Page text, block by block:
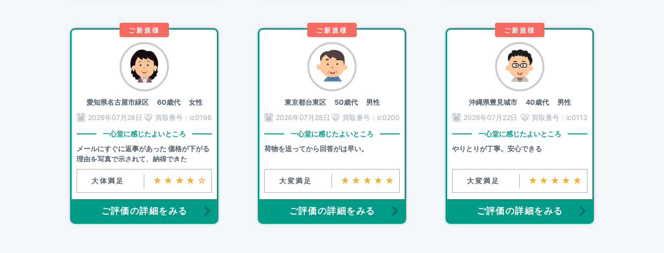
ご新規様
愛知県名古屋市緑区60歳代 女性
2026年07月28日
買取番号： ic0196
一心堂に感じたよいところ
メールにすぐに返事があった 価格が下がる
理由を写真で示されて、納得できた
大体満足 ★★★★☆
ご評価の詳細をみる
ご新規様
東京都台東区50歳代 男性
2026年07月28日
買取番号： ic0200
一心堂に感じたよいところ
荷物を送ってから回答がは早い。
大変満足 ★★★★★
ご評価の詳細をみる
ご新規様
沖縄県豊見城市40歳代 男性
2026年07月22日
買取番号： ic0113
一心堂に感じたよいところ
やりとりが丁寧。安心できる
大変満足 ★★★★★
ご評価の詳細をみる